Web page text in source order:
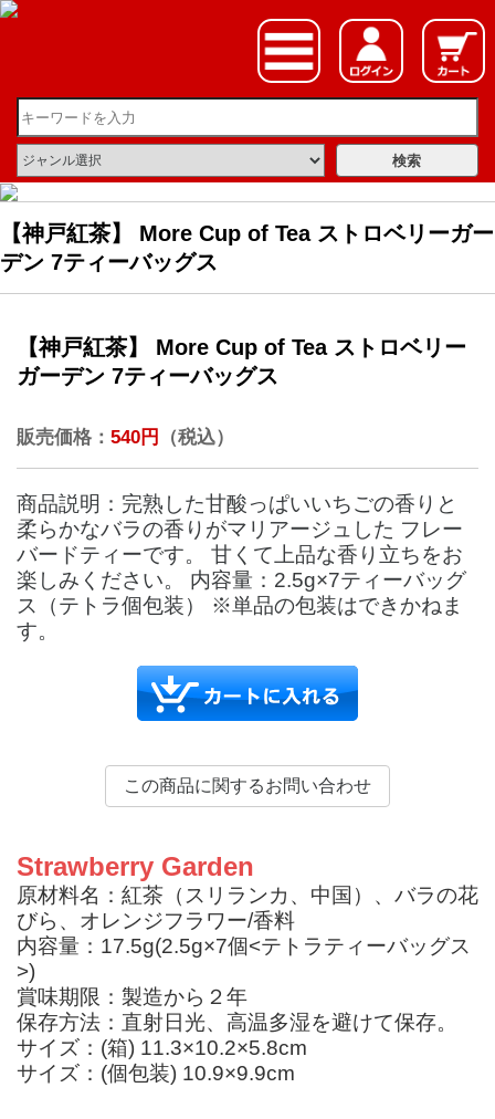
【神戸紅茶】 More Cup of Tea ストロベリーガー
デン 7ティーバッグス
【神戸紅茶】 More Cup of Tea ストロベリー
ガーデン 7ティーバッグス
販売価格： 540円 （税込）
商品説明：完熟した甘酸っぱいいちごの香りと
柔らかなバラの香りがマリアージュした フレー
バードティーです。 甘くて上品な香り立ちをお
楽しみください。 内容量：2.5g×7ティーバッグ
ス（テトラ個包装） ※単品の包装はできかねま
す。
Strawberry Garden
原材料名：紅茶（スリランカ、中国）、バラの花
びら、オレンジフラワー/香料
内容量：17.5g(2.5g×7個<テトラティーバッグス
>)
賞味期限：製造から２年
保存方法：直射日光、高温多湿を避けて保存。
サイズ：(箱) 11.3×10.2×5.8cm
サイズ：(個包装) 10.9×9.9cm